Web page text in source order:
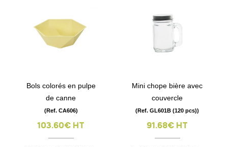
Bols colorés en pulpe
de canne
(Ref. CA606)
103.60€ HT
Mini chope bière avec
couvercle
(Ref. GL601B (120 pcs))
91.68€ HT